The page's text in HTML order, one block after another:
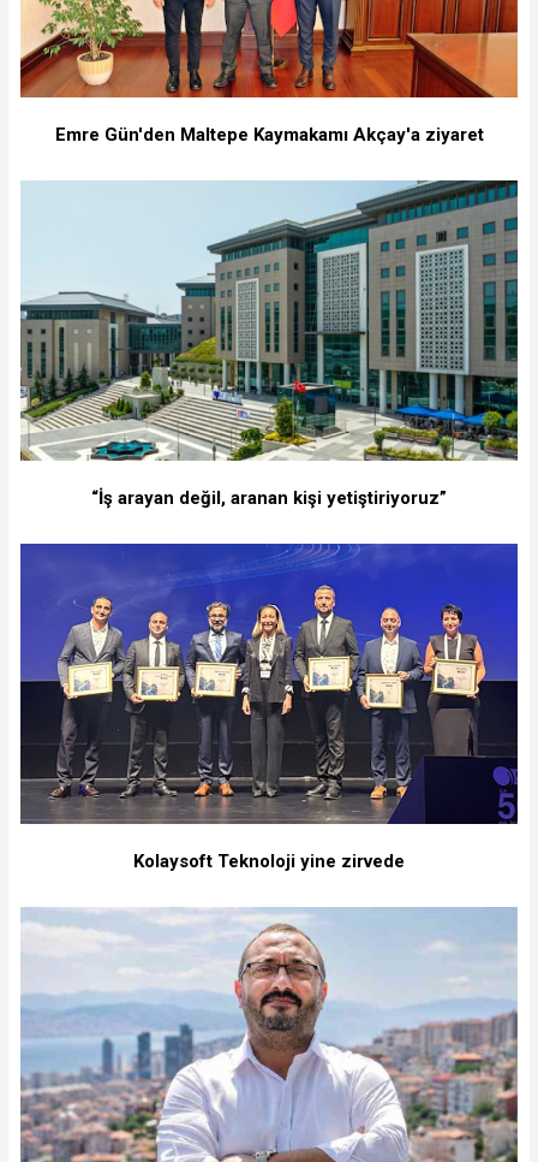
Emre Gün'den Maltepe Kaymakamı Akçay'a ziyaret
“İş arayan değil, aranan kişi yetiştiriyoruz”
Kolaysoft Teknoloji yine zirvede